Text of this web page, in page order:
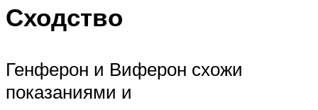
Сходство
Генферон и Виферон схожи
показаниями и